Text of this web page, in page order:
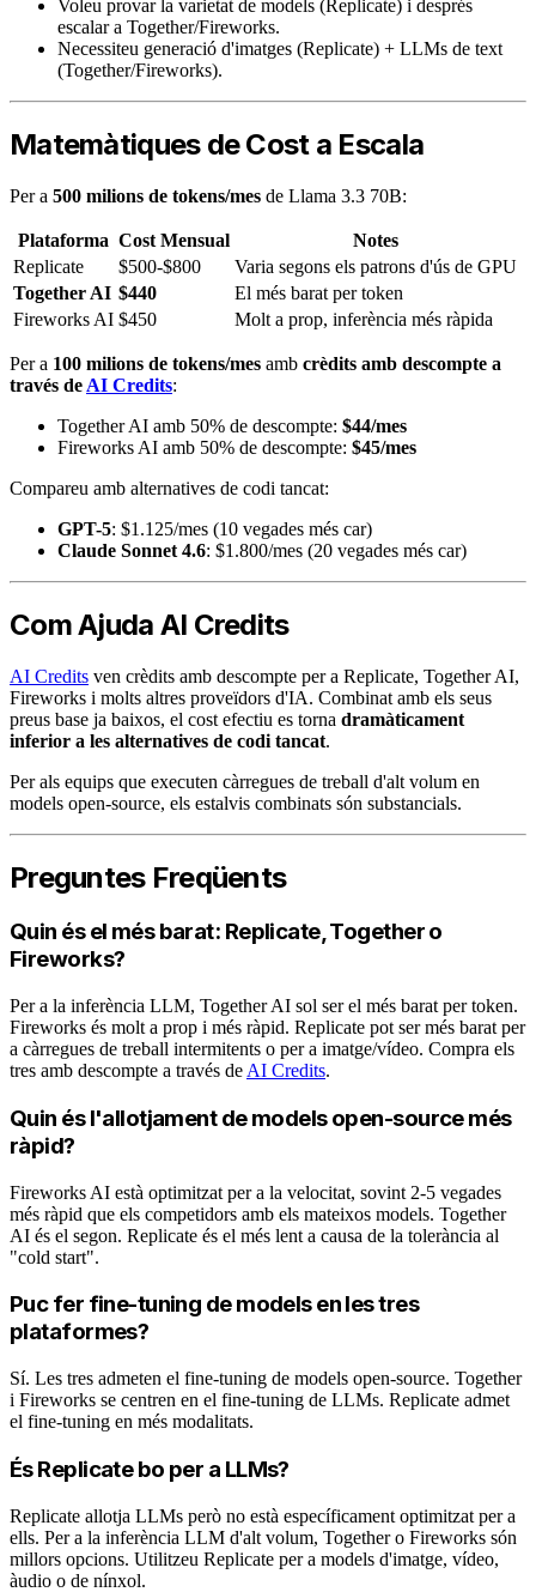
Voleu provar la varietat de models (Replicate) i després
escalar a Together/Fireworks.
Necessiteu generació d'imatges (Replicate) + LLMs de text
(Together/Fireworks).
Matemàtiques de Cost a Escala
Per a 500 milions de tokens/mes de Llama 3.3 70B:
Plataforma Cost Mensual
Notes
Replicate
$500-$800
Varia segons els patrons d'ús de GPU
Together AI $440
El més barat per token
Fireworks AI $450 Molt a prop, inferència més ràpida
Per a 100 milions de tokens/mes amb crèdits amb descompte a
través de AI Credits:
Together AI amb 50% de descompte: $44/mes
Fireworks AI amb 50% de descompte: $45/mes
Compareu amb alternatives de codi tancat:
GPT-5: $1.125/mes (10 vegades més car)
Claude Sonnet 4.6: $1.800/mes (20 vegades més car)
Com Ajuda AI Credits
AI Credits ven crèdits amb descompte per a Replicate, Together AI,
Fireworks i molts altres proveïdors d'IA. Combinat amb els seus
preus base ja baixos, el cost efectiu es torna dramàticament
inferior a les alternatives de codi tancat.
Per als equips que executen càrregues de treball d'alt volum en
models open-source, els estalvis combinats són substancials.
Preguntes Freqüents
Quin és el més barat: Replicate, Together o
Fireworks?
Per a la inferència LLM, Together AI sol ser el més barat per token.
Fireworks és molt a prop i més ràpid. Replicate pot ser més barat per
a càrregues de treball intermitents o per a imatge/vídeo. Compra els
tres amb descompte a través de AI Credits.
Quin és l'allotjament de models open-source més
ràpid?
Fireworks AI està optimitzat per a la velocitat, sovint 2-5 vegades
més ràpid que els competidors amb els mateixos models. Together
AI és el segon. Replicate és el més lent a causa de la tolerància al
"cold start".
Puc fer fine-tuning de models en les tres
plataformes?
Sí. Les tres admeten el fine-tuning de models open-source. Together
i Fireworks se centren en el fine-tuning de LLMs. Replicate admet
el fine-tuning en més modalitats.
És Replicate bo per a LLMs?
Replicate allotja LLMs però no està específicament optimitzat per a
ells. Per a la inferència LLM d'alt volum, Together o Fireworks són
millors opcions. Utilitzeu Replicate per a models d'imatge, vídeo,
àudio o de nínxol.